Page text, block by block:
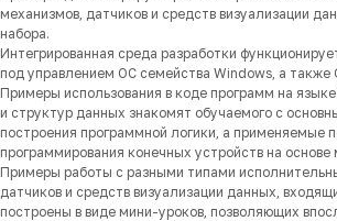
механизмов, датчиков и средств визуализации
набора.
Интегрированная среда разработки
под управлением ОС семейства Windows, а также
Примеры использования в коде программ на
и структур данных знакомят обучаемого с
построения программной логики, а применяемые
программирования конечных устройств на
Примеры работы с разными типами
датчиков и средств визуализации данных,
построены в виде мини-уроков, позволяющих